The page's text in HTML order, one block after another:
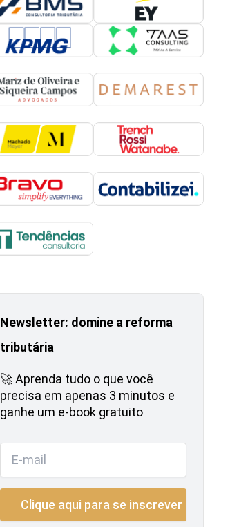
Newsletter: domine a reforma
tributária
🚀 Aprenda tudo o que você
precisa em apenas 3 minutos e
ganhe um e-book gratuito